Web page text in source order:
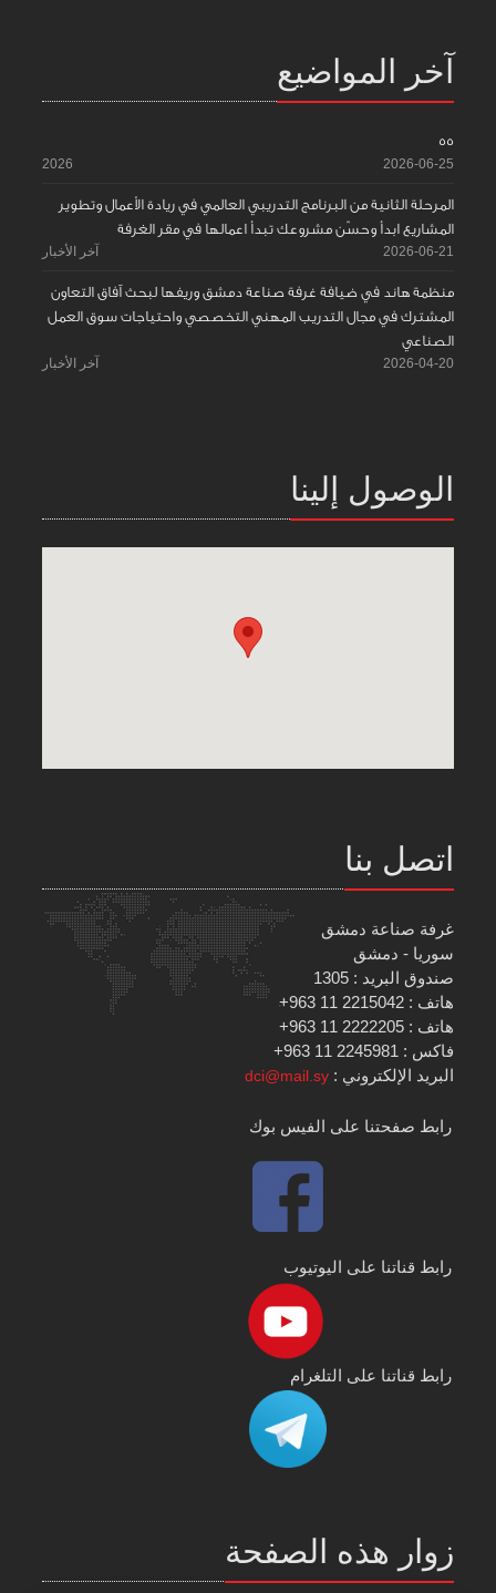
آخر المواضيع
55
2026-06-25
2026
المرحلة الثانية من البرنامج التدريبي العالمي في ريادة الأعمال وتطوير
المشاريع ابدأ وحسّن مشروعك تبدأ اعمالها في مقر الغرفة
2026-06-21 آخر الأخبار
منظمة هاند في ضيافة غرفة صناعة دمشق وريفها لبحث آفاق التعاون
المشترك في مجال التدريب المهني التخصصي واحتياجات سوق العمل
الصناعي
2026-04-20 آخر الأخبار
الوصول إلينا
اتصل بنا
غرفة صناعة دمشق
سوريا - دمشق
صندوق البريد : 1305
هاتف : 2215042 11 963+
هاتف : 2222205 11 963+
فاكس : 2245981 11 963+
البريد الإلكتروني :dci@mail.sy
رابط صفحتنا على الفيس بوك
رابط قناتنا على اليوتيوب
رابط قناتنا على التلغرام
زوار هذه الصفحة